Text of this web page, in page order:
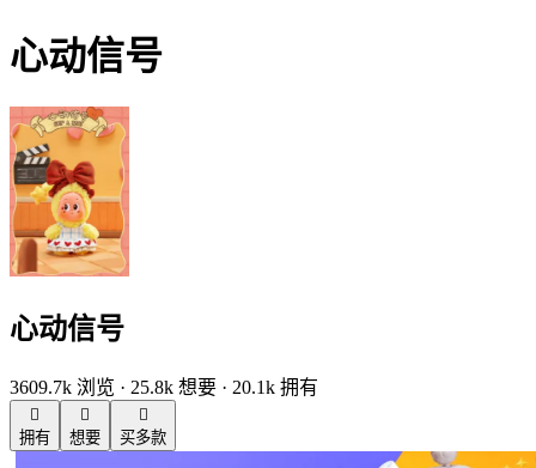
心动信号
心动信号
3609.7k 浏览 · 25.8k 想要 · 20.1k 拥有

拥有

想要

买多款